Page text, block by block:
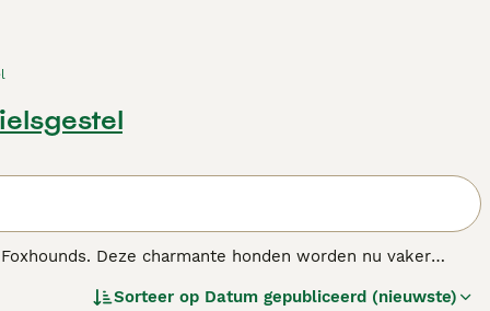
Deze charmante honden worden nu vaker
is de Parson Terriër niet de beste keuze voor mensen
Sorteer op Datum gepubliceerd (nieuwste)